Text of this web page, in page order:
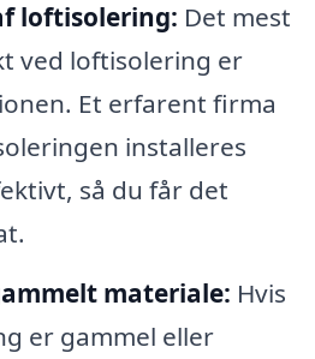
loftisolering: Det mest
ved loftisolering er
Et erfarent firma
installeres
så du får det
materiale: Hvis
er gammel eller